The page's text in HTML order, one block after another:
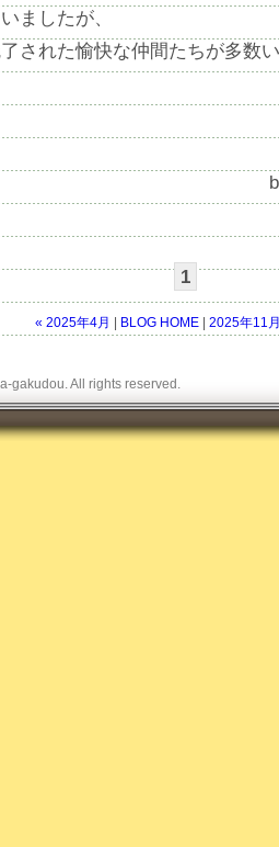
ましたが、
された愉快な仲間たちが多数
1
« 2025年4月 BLOG HOME 2025年11
gakudou. All rights reserved.